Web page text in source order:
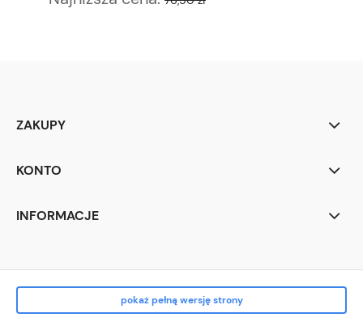
ZAKUPY
KONTO
INFORMACJE
pokaż pełną wersję strony